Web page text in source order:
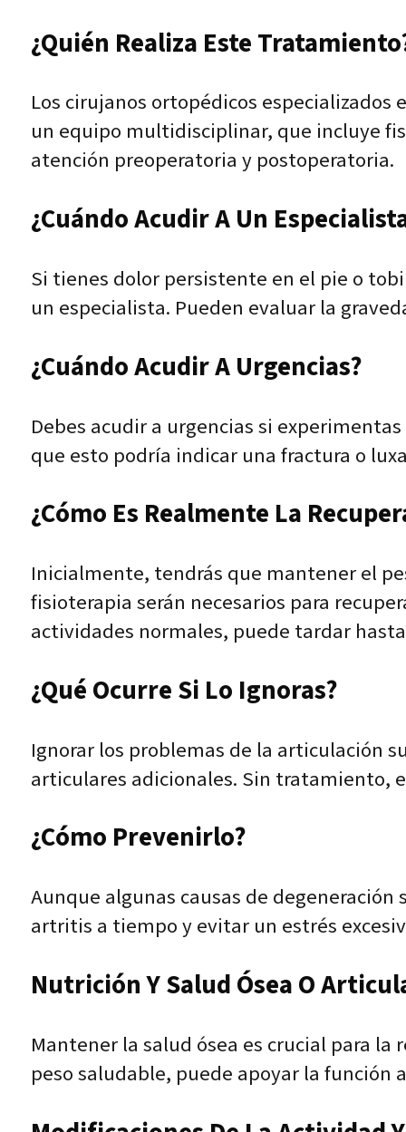
¿Quién Realiza Este
Los cirujanos ortopédicos
un equipo multidisciplinar, que incluye
atención preoperatoria y postoperatoria.
¿Cuándo Acudir A Un
Si tienes dolor persistente en el pie o
un especialista. Pueden evaluar la
¿Cuándo Acudir A Urgencias?
Debes acudir a urgencias si
que esto podría indicar una fractura o
¿Cómo Es Realmente La
Inicialmente, tendrás que mantener el
fisioterapia serán necesarios para
actividades normales, puede tardar
¿Qué Ocurre Si Lo Ignoras?
Ignorar los problemas de la articulación
articulares adicionales. Sin tratamiento,
¿Cómo Prevenirlo?
Aunque algunas causas de
artritis a tiempo y evitar un estrés
Nutrición Y Salud Ósea O
Mantener la salud ósea es crucial para
peso saludable, puede apoyar la función